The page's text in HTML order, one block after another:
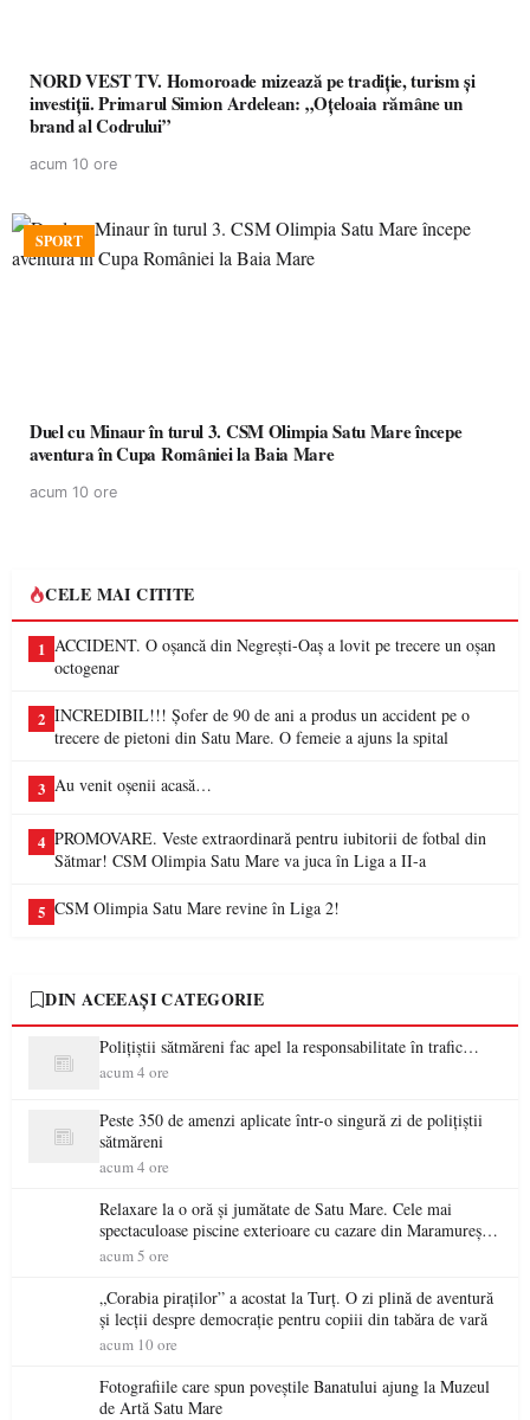
NORD VEST TV. Homoroade mizează pe tradiție, turism și
investiții. Primarul Simion Ardelean: „Oțeloaia rămâne un
brand al Codrului”
acum 10 ore
SPORT
Duel cu Minaur în turul 3. CSM Olimpia Satu Mare începe
aventura în Cupa României la Baia Mare
acum 10 ore
CELE MAI CITITE
1 ACCIDENT. O oșancă din Negrești-Oaș a lovit pe trecere un oșan
octogenar
2 INCREDIBIL!!! Șofer de 90 de ani a produs un accident pe o
trecere de pietoni din Satu Mare. O femeie a ajuns la spital
3 Au venit oșenii acasă…
4 PROMOVARE. Veste extraordinară pentru iubitorii de fotbal din
Sătmar! CSM Olimpia Satu Mare va juca în Liga a II-a
5 CSM Olimpia Satu Mare revine în Liga 2!
DIN ACEEAȘI CATEGORIE
Polițiștii sătmăreni fac apel la responsabilitate în trafic…
acum 4 ore
Peste 350 de amenzi aplicate într-o singură zi de polițiștii
sătmăreni
acum 4 ore
Relaxare la o oră și jumătate de Satu Mare. Cele mai
spectaculoase piscine exterioare cu cazare din Maramureș,
ideale pentru o escapadă de vară
acum 5 ore
„Corabia piraților” a acostat la Turț. O zi plină de aventură
și lecții despre democrație pentru copiii din tabăra de vară
acum 10 ore
Fotografiile care spun poveștile Banatului ajung la Muzeul
de Artă Satu Mare